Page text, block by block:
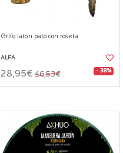
Grifo laton pato con roseta
ALFA
28,95€ 46,53€ - 38%